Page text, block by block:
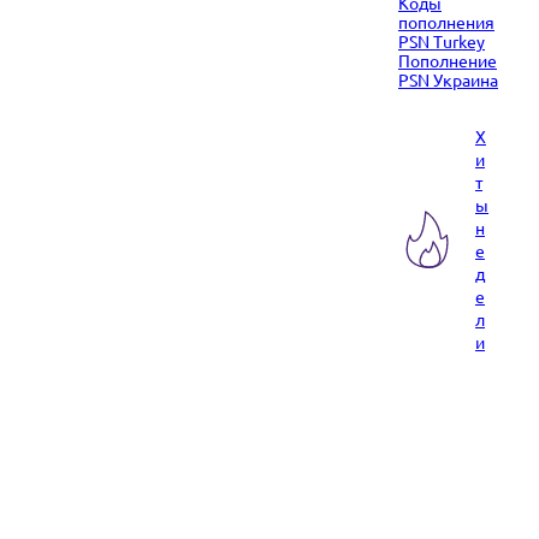
пополнения
PSN Turkey
Пополнение
PSN Украина
Х
и
т
ы
н
е
д
е
л
и